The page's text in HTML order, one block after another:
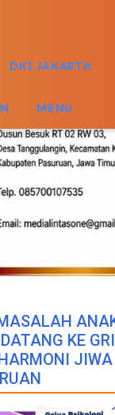
DKI JAKARTA
MENU
KE
JIWA